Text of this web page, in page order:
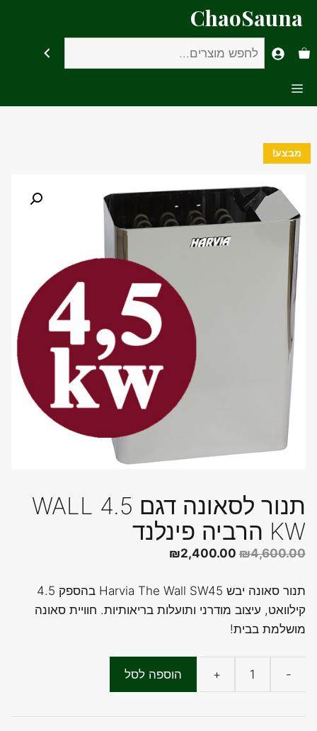
לתוכןChaoSauna
Menu
חיפוש
מבצע!
תנור לסאונה דגם WALL 4.5
KW הרביה פינלנד
₪4,600.00
המחיר
היה:
₪4,600.00.
₪2,400.00
הוא:
₪2,400.00.
תנור סאונה יבש Harvia The Wall SW45 בהספק 4.5
קילוואט, עיצוב מודרני ותועלות בריאותיות. חוויית סאונה
מושלמת בבית!
-
כמות
תנור
+ הוספה לסל